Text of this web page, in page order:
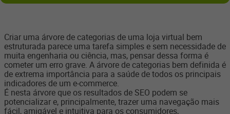
Criar uma árvore de categorias de uma loja virtual bem
estruturada parece uma tarefa simples e sem necessidade de
muita engenharia ou ciência, mas, pensar dessa forma é
cometer um erro grave. A árvore de categorias bem definida é
de extrema importância para a saúde de todos os principais
indicadores de um e-commerce.
É nesta árvore que os resultados de SEO podem se
potencializar e, principalmente, trazer uma navegação mais
fácil, amigável e intuitiva para os consumidores,